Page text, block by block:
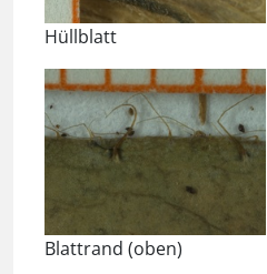
Hüllblatt
Blattrand (oben)